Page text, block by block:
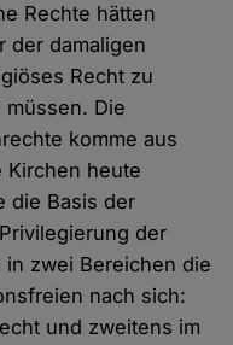
Rechte hätten
der damaligen
Recht zu
Die
komme aus
Kirchen heute
die Basis der
der
zwei Bereichen die
nach sich:
und zweitens im